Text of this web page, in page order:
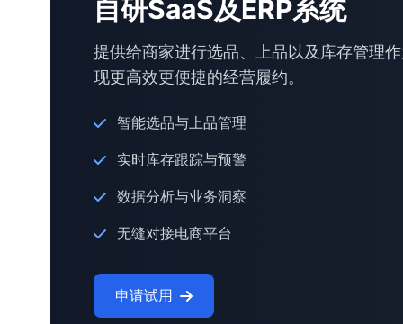
自研SaaS及ERP系统
提供给商家进行选品、上品以及库存管理
现更高效更便捷的经营履约。
智能选品与上品管理
实时库存跟踪与预警
数据分析与业务洞察
无缝对接电商平台
申请试用